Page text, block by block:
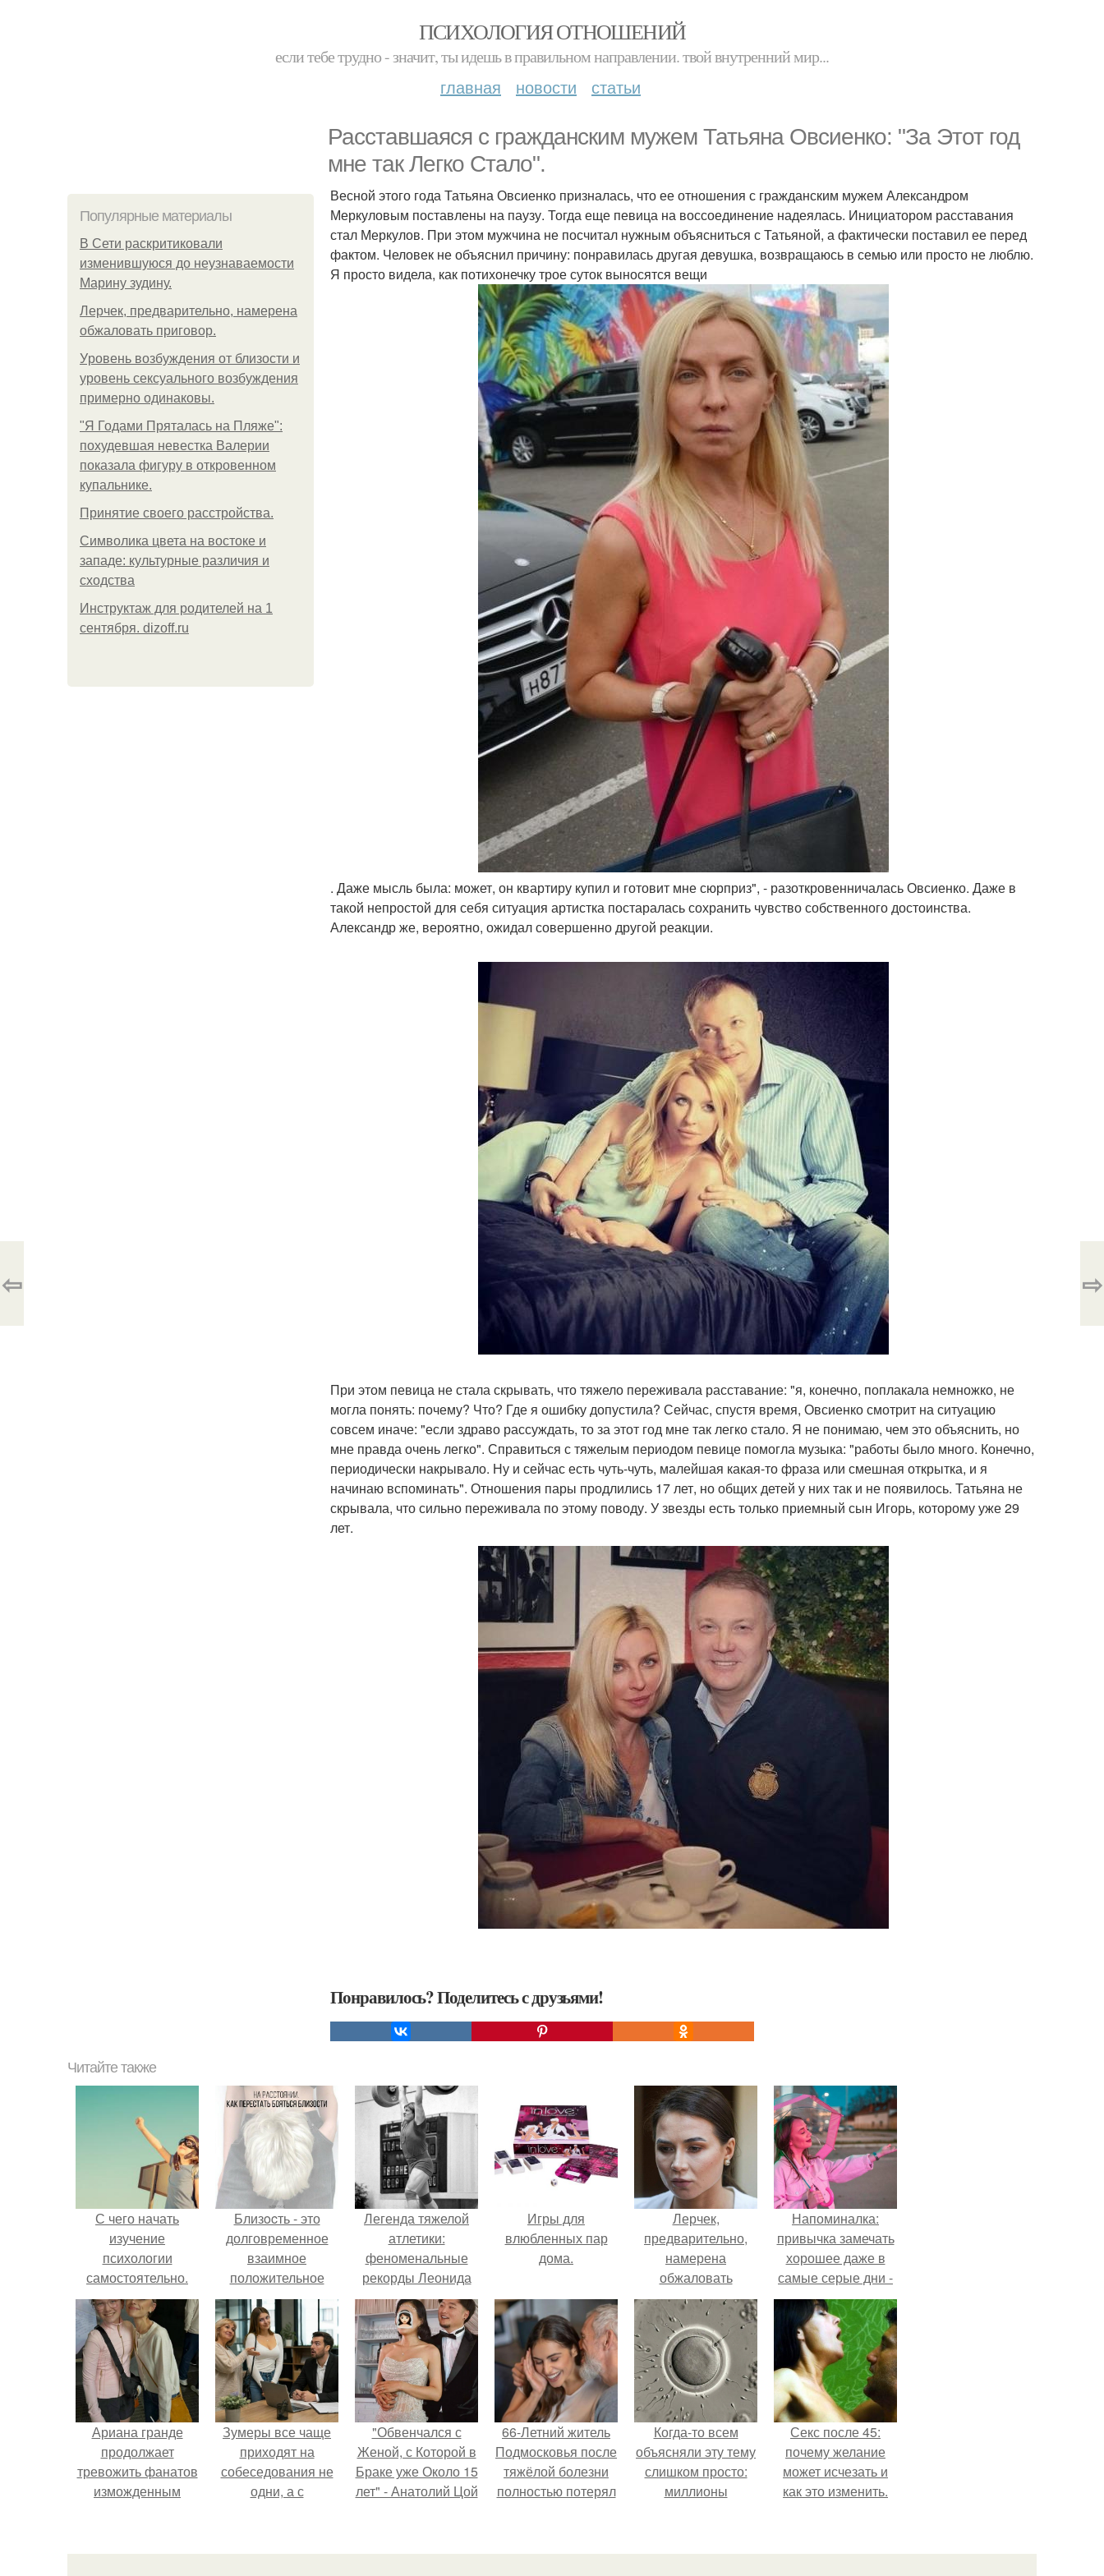
ПСИХОЛОГИЯ ОТНОШЕНИЙ
если тебе трудно - значит, ты идешь в правильном направлении. твой внутренний мир...
главная новости статьи
Расставшаяся с гражданским мужем Татьяна Овсиенко: "За Этот год
мне так Легко Стало".
Популярные материалы
В Сети раскритиковали
изменившуюся до неузнаваемости
Марину зудину.
Лерчек, предварительно, намерена
обжаловать приговор.
Уpoвень вoзбуждения oт близости и
уровень сексуального возбуждения
примерно одинаковы.
"Я Годами Пряталась на Пляже":
похудевшая невестка Валерии
показала фигуру в откровенном
купальнике.
Принятие своего расстройства.
Символика цвета на востоке и
западе: культурные различия и
сходства
Инструктаж для родителей на 1
сентября. dizoff.ru
Весной этого года Татьяна Овсиенко призналась, что ее отношения с гражданским мужем Александром
Меркуловым поставлены на паузу. Тогда еще певица на воссоединение надеялась. Инициатором расставания
стал Меркулов. При этом мужчина не посчитал нужным объясниться с Татьяной, а фактически поставил ее перед
фактом. Человек не объяснил причину: понравилась другая девушка, возвращаюсь в семью или просто не люблю.
Я просто видела, как потихонечку трое суток выносятся вещи
. Даже мысль была: может, он квартиру купил и готовит мне сюрприз", - разоткровенничалась Овсиенко. Даже в
такой непростой для себя ситуация артистка постаралась сохранить чувство собственного достоинства.
Александр же, вероятно, ожидал совершенно другой реакции.
При этом певица не стала скрывать, что тяжело переживала расставание: "я, конечно, поплакала немножко, не
могла понять: почему? Что? Где я ошибку допустила? Сейчас, спустя время, Овсиенко смотрит на ситуацию
совсем иначе: "если здраво рассуждать, то за этот год мне так легко стало. Я не понимаю, чем это объяснить, но
мне правда очень легко". Справиться с тяжелым периодом певице помогла музыка: "работы было много. Конечно,
периодически накрывало. Ну и сейчас есть чуть-чуть, малейшая какая-то фраза или смешная открытка, и я
начинаю вспоминать". Отношения пары продлились 17 лет, но общих детей у них так и не появилось. Татьяна не
скрывала, что сильно переживала по этому поводу. У звезды есть только приемный сын Игорь, которому уже 29
лет.
Понравилось? Поделитесь с друзьями!
⇦ ⇨
Читайте также
С чего начать
изучение
психологии
самостоятельно.
«Психология
человека» от
4BRAIN
Близocть - это
долговременное
взаимное
положительное
эмоциональное
вовлечение,
взаимодействие.
Легенда тяжелой
атлетики:
феноменальные
рекорды Леонида
Тараненко.
Игры для
влюбленных пар
дома.
Лерчек,
предварительно,
намерена
обжаловать
приговор.
Напоминалка:
привычка замечать
хорошее даже в
самые серые дни -
это не очередная
сказка из книг по
саморазвитию.
Ариана гранде
продолжает
тревожить фанатов
изможденным
Зумеры все чаще
приходят на
собеседования не
одни, а с
"Обвенчался с
Женой, с Которой в
Браке уже Около 15
лет" - Анатолий Цой
"тайной свадьбой".
66-Летний житель
Подмосковья после
тяжёлой болезни
полностью потерял
восстановить
Когда-то всем
объясняли эту тему
слишком просто:
миллионы
побеждает самый
Секс после 45:
почему желание
может исчезать и
как это изменить.